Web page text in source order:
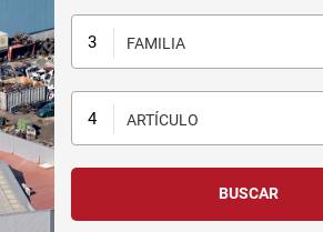
FAMILIA
ARTÍCULO